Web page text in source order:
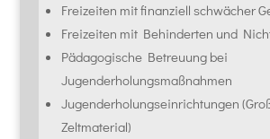
Freizeiten mit finanziell schwächer
Freizeiten mit Behinderten und
Pädagogische Betreuung bei
Jugenderholungsmaßnahmen
Jugenderholungseinrichtungen
Zeltmaterial)